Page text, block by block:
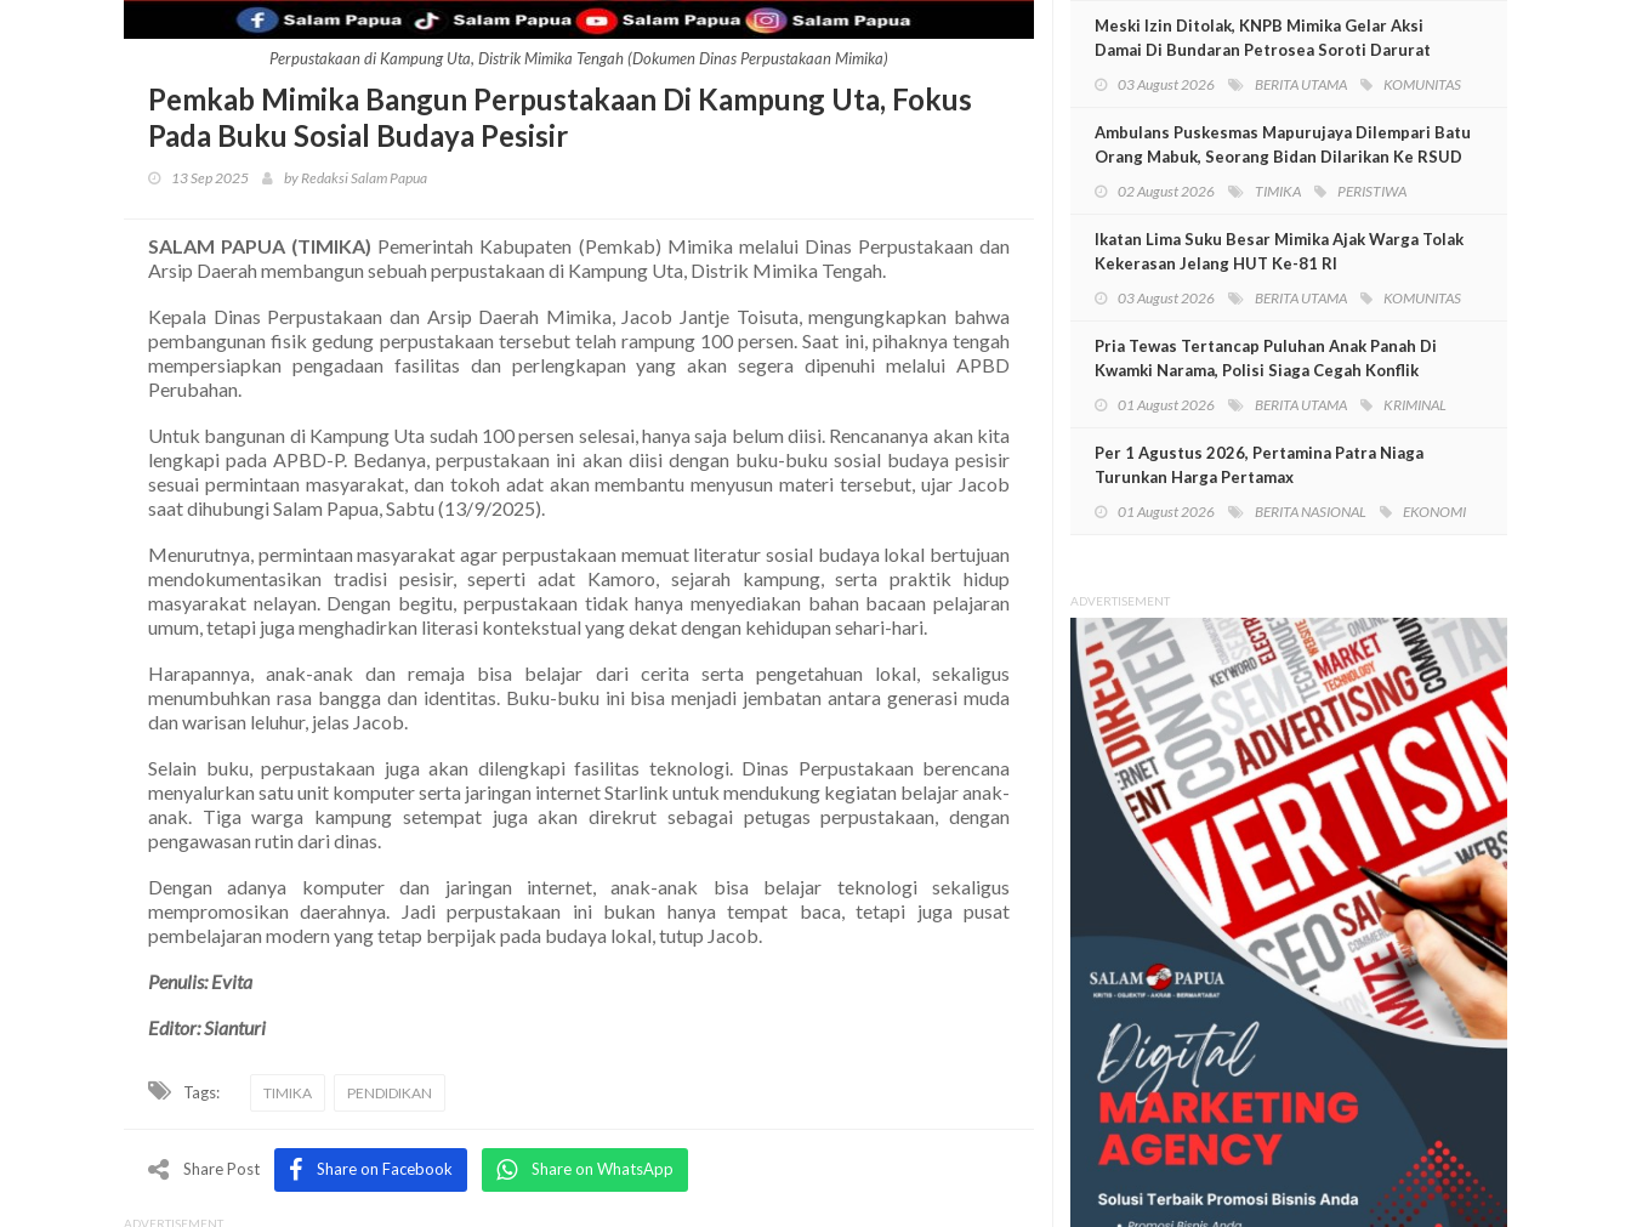
Perpustakaan di Kampung Uta, Distrik Mimika Tengah (Dokumen Dinas Perpustakaan Mimika)
Pemkab Mimika Bangun Perpustakaan Di Kampung Uta, Fokus
Pada Buku Sosial Budaya Pesisir
13 Sep 2025 by Redaksi Salam Papua
SALAM PAPUA (TIMIKA) Pemerintah Kabupaten (Pemkab) Mimika melalui Dinas Perpustakaan dan
Arsip Daerah membangun sebuah perpustakaan di Kampung Uta, Distrik Mimika Tengah.
Kepala Dinas Perpustakaan dan Arsip Daerah Mimika, Jacob Jantje Toisuta, mengungkapkan bahwa
pembangunan fisik gedung perpustakaan tersebut telah rampung 100 persen. Saat ini, pihaknya tengah
mempersiapkan pengadaan fasilitas dan perlengkapan yang akan segera dipenuhi melalui APBD
Perubahan.
Untuk bangunan di Kampung Uta sudah 100 persen selesai, hanya saja belum diisi. Rencananya akan kita
lengkapi pada APBD-P. Bedanya, perpustakaan ini akan diisi dengan buku-buku sosial budaya pesisir
sesuai permintaan masyarakat, dan tokoh adat akan membantu menyusun materi tersebut, ujar Jacob
saat dihubungi Salam Papua, Sabtu (13/9/2025).
Menurutnya, permintaan masyarakat agar perpustakaan memuat literatur sosial budaya lokal bertujuan
mendokumentasikan tradisi pesisir, seperti adat Kamoro, sejarah kampung, serta praktik hidup
masyarakat nelayan. Dengan begitu, perpustakaan tidak hanya menyediakan bahan bacaan pelajaran
umum, tetapi juga menghadirkan literasi kontekstual yang dekat dengan kehidupan sehari-hari.
Harapannya, anak-anak dan remaja bisa belajar dari cerita serta pengetahuan lokal, sekaligus
menumbuhkan rasa bangga dan identitas. Buku-buku ini bisa menjadi jembatan antara generasi muda
dan warisan leluhur, jelas Jacob.
Selain buku, perpustakaan juga akan dilengkapi fasilitas teknologi. Dinas Perpustakaan berencana
menyalurkan satu unit komputer serta jaringan internet Starlink untuk mendukung kegiatan belajar anak-
anak. Tiga warga kampung setempat juga akan direkrut sebagai petugas perpustakaan, dengan
pengawasan rutin dari dinas.
Dengan adanya komputer dan jaringan internet, anak-anak bisa belajar teknologi sekaligus
mempromosikan daerahnya. Jadi perpustakaan ini bukan hanya tempat baca, tetapi juga pusat
pembelajaran modern yang tetap berpijak pada budaya lokal, tutup Jacob.
Penulis: Evita
Editor: Sianturi
Tags: TIMIKA PENDIDIKAN
Share Post Share on Facebook Share on WhatsApp
ADVERTISEMENT
Meski Izin Ditolak, KNPB Mimika Gelar Aksi
Damai Di Bundaran Petrosea Soroti Darurat
03 August 2026 BERITA UTAMA KOMUNITAS
Ambulans Puskesmas Mapurujaya Dilempari Batu
Orang Mabuk, Seorang Bidan Dilarikan Ke RSUD
02 August 2026 TIMIKA PERISTIWA
Ikatan Lima Suku Besar Mimika Ajak Warga Tolak
Kekerasan Jelang HUT Ke-81 RI
03 August 2026 BERITA UTAMA KOMUNITAS
Pria Tewas Tertancap Puluhan Anak Panah Di
Kwamki Narama, Polisi Siaga Cegah Konflik
01 August 2026 BERITA UTAMA KRIMINAL
Per 1 Agustus 2026, Pertamina Patra Niaga
Turunkan Harga Pertamax
01 August 2026 BERITA NASIONAL EKONOMI
ADVERTISEMENT